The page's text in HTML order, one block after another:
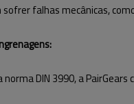
falhas mecânicas,
DIN 3990, a